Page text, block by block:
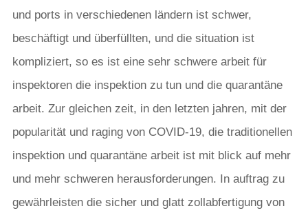
und ports in verschiedenen ländern ist schwer,
beschäftigt und überfüllten, und die situation ist
kompliziert, so es ist eine sehr schwere arbeit für
inspektoren die inspektion zu tun und die quarantäne
arbeit. Zur gleichen zeit, in den letzten jahren, mit der
popularität und raging von COVID-19, die traditionellen
inspektion und quarantäne arbeit ist mit blick auf mehr
und mehr schweren herausforderungen. In auftrag zu
gewährleisten die sicher und glatt zollabfertigung von